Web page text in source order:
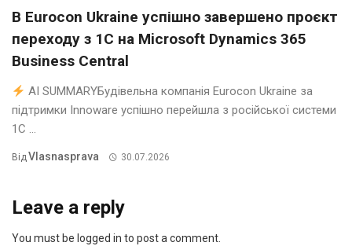
В Eurocon Ukraine успішно завершено проєкт
переходу з 1С на Microsoft Dynamics 365
Business Central
AI SUMMARYБудівельна компанія Eurocon Ukraine за
підтримки Innoware успішно перейшла з російської системи
1С ...
ВідVlasnasprava 30.07.2026
Leave a reply
You must be logged in to post a comment.